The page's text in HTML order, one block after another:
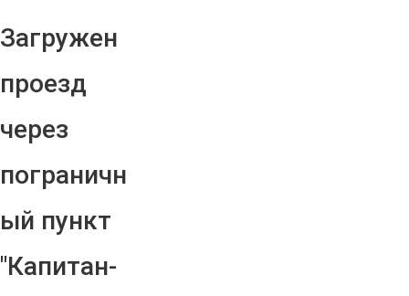
Загружен
проезд
через
пограничн
ый пункт
"Капитан-